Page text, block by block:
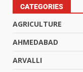
CATEGORIES
AGRICULTURE
AHMEDABAD
ARVALLI